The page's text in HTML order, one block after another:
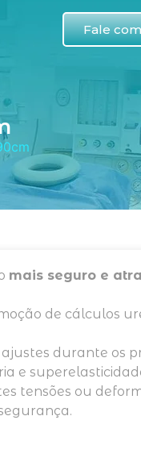
Fale
mais seguro e
de cálculos
durante os
e
tensões ou